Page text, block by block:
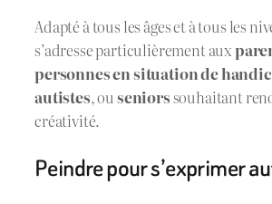
Adapté à tous les âges et à tous les
s’adresse particulièrement aux
personnes en situation de
autistes, ouseniorssouhaitant
créativité.
Peindre pour s’exprimer